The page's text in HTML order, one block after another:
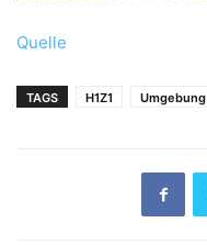
Quelle
TAGS H1Z1 Umgebung